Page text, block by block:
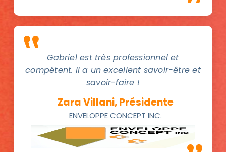
Gabriel est très professionnel et
compétent. Il a un excellent savoir-être et
savoir-faire !
Zara Villani, Présidente
ENVELOPPE CONCEPT INC.